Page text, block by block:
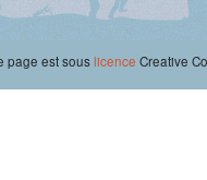
page est souslicence Creative